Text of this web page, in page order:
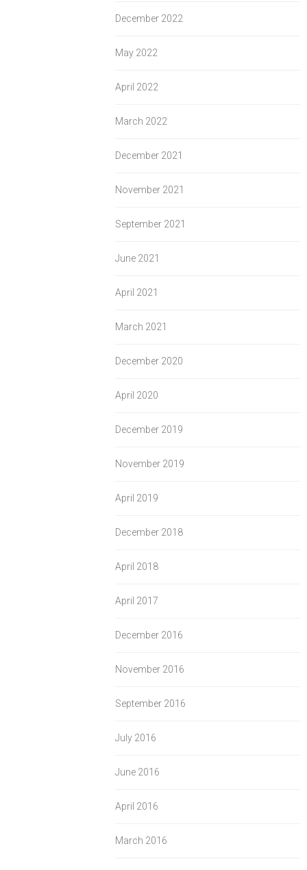
December 2022
May 2022
April 2022
March 2022
December 2021
November 2021
September 2021
June 2021
April 2021
March 2021
December 2020
April 2020
December 2019
November 2019
April 2019
December 2018
April 2018
April 2017
December 2016
November 2016
September 2016
July 2016
June 2016
April 2016
March 2016